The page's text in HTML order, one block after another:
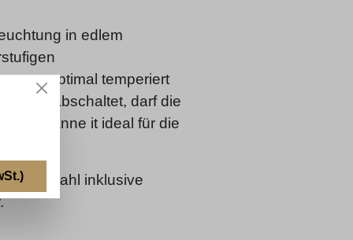
in edlem
optimal temperiert
abschaltet, darf die
Glaskanne it ideal für die
Edelstahl inklusive